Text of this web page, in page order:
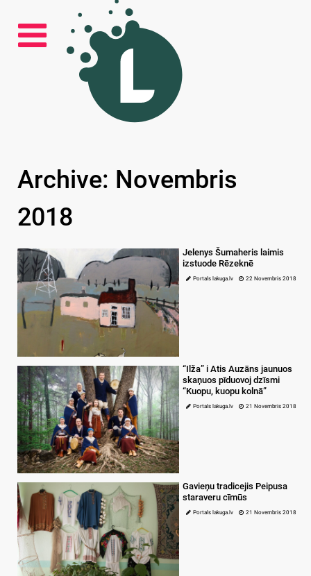
Archive: Novembris
2018
Jelenys Šumaheris laimis
izstuode Rēzeknē
Portals lakuga.lv 22 Novembris 2018
“Ilža” i Atis Auzāns jaunuos
skaņuos pīduovoj dzīsmi
“Kuopu, kuopu kolnā”
Portals lakuga.lv 21 Novembris 2018
Gavieņu tradicejis Peipusa
staraveru cīmūs
Portals lakuga.lv 21 Novembris 2018